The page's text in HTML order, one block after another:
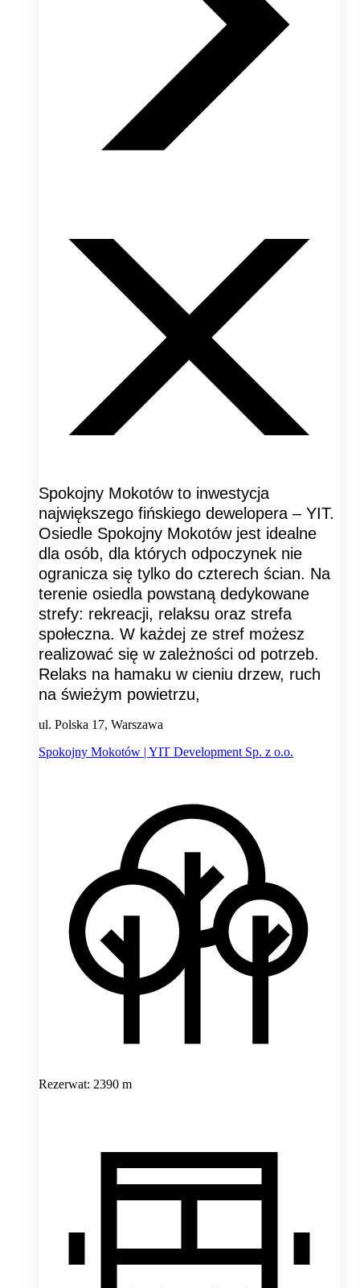
Spokojny Mokotów to inwestycja
największego fińskiego dewelopera – YIT.
Osiedle Spokojny Mokotów jest idealne
dla osób, dla których odpoczynek nie
ogranicza się tylko do czterech ścian. Na
terenie osiedla powstaną dedykowane
strefy: rekreacji, relaksu oraz strefa
społeczna. W każdej ze stref możesz
realizować się w zależności od potrzeb.
Relaks na hamaku w cieniu drzew, ruch
na świeżym powietrzu,
ul. Polska 17, Warszawa
Spokojny Mokotów | YIT Development Sp. z o.o.
Rezerwat: 2390 m